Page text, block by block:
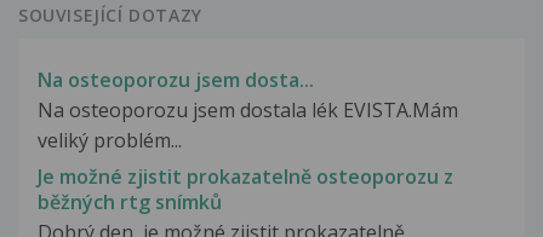
SOUVISEJÍCÍ DOTAZY
Na osteoporozu jsem dosta...
Na osteoporozu jsem dostala lék EVISTA.Mám
veliký problém...
Je možné zjistit prokazatelně osteoporozu z
běžných rtg snímků